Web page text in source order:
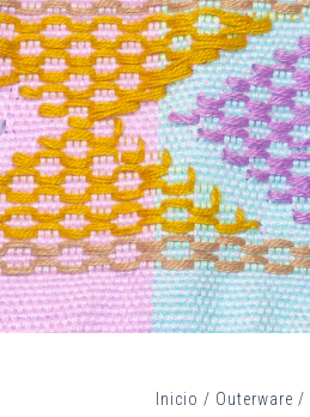
Inicio / Outerware /